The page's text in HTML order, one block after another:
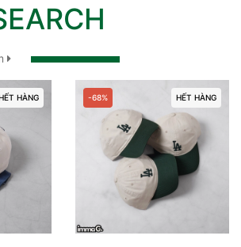
HÀNG -68% HẾT HÀNG